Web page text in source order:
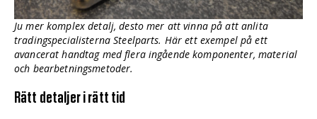
Ju mer komplex detalj, desto mer att vinna på att anlita
tradingspecialisterna Steelparts. Här ett exempel på ett
avancerat handtag med flera ingående komponenter, material
och bearbetningsmetoder.
Rätt detaljer i rätt tid